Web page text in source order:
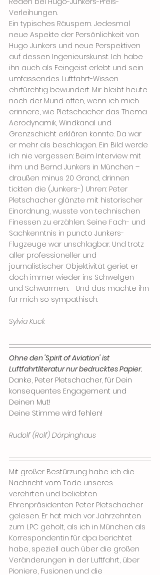
Verleihungen.
Ein typisches Räuspern. Jedesmal
neue Aspekte der Persönlichkeit von
Hugo Junkers und neue Perspektiven
auf dessen Ingenieurskunst. Ich habe
ihn auch als Feingeist erlebt und sein
umfassendes Luftfahrt-Wissen
ehrfürchtig bewundert. Mir bleibt heute
noch der Mund offen, wenn ich mich
erinnere, wie Pletschacher das Thema
Aerodynamik, Windkanal und
Grenzschicht erklären konnte. Da war
er mehr als beschlagen. Ein Bild werde
ich nie vergessen: Beim Interview mit
ihm und Bernd Junkers in München –
draußen minus 20 Grand, drinnen
tickten die (Junkers-) Uhren: Peter
Pletschacher glänzte mit historischer
Einordnung, wusste von technischen
Finessen zu erzählen. Seine Fach- und
Sachkenntnis in puncto Junkers-
Flugzeuge war unschlagbar. Und trotz
aller professioneller und
journalistischer Objektivität geriet er
doch immer wieder ins Schwelgen
und Schwärmen. - Und das machte ihn
für mich so sympathisch.
Sylvia Kuck
Ohne den 'Spirit of Aviation' ist
Luftfahrtliteratur nur bedrucktes Papier.
Danke, Peter Pletschacher, für Dein
konsequentes Engagement und
Deinen Mut!
Deine Stimme wird fehlen!
Rudolf (Rolf) Dörpinghaus
Mit großer Bestürzung habe ich die
Nachricht vom Tode unseres
verehrten und beliebten
Ehrenpräsidenten Peter Pletschacher
gelesen. Er hat mich vor Jahrzehnten
zum LPC geholt, als ich in München als
Korrespondentin für dpa berichtet
habe, speziell auch über die großen
Veränderungen in der Luftfahrt, über
Pioniere, Fusionen und die